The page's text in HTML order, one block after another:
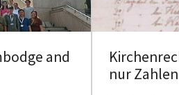
and
nur Zahlen